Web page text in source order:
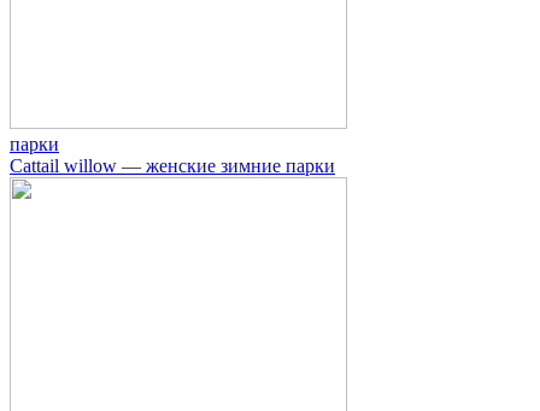
парки
Cattail willow — женские зимние парки